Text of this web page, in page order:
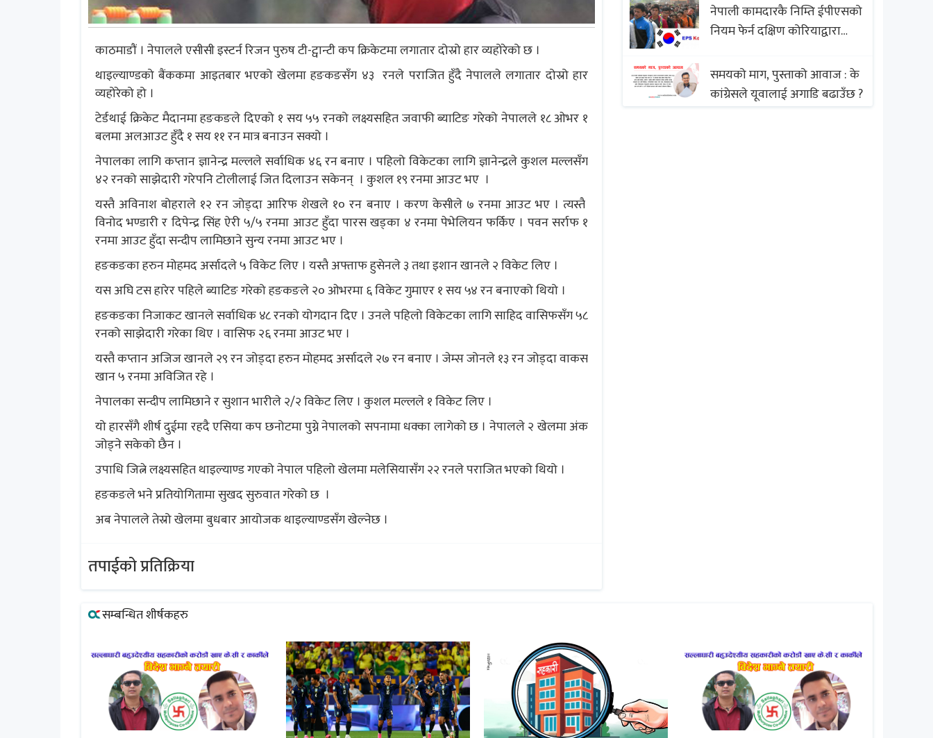
काठमाडौं । नेपालले एसीसी इस्टर्न रिजन पुरुष टी-ट्वान्टी कप क्रिकेटमा लगातार दोस्रो हार व्यहोरेको छ ।
थाइल्याण्डको बैंककमा आइतबार भएको खेलमा हङकङसँग ४३ रनले पराजित हुँदै नेपालले लगातार दोस्रो हार
व्यहोरेको हो ।
टेर्डथाई क्रिकेट मैदानमा हङकङले दिएको १ सय ५५ रनको लक्ष्यसहित जवाफी ब्याटिङ गरेको नेपालले १८ ओभर १
बलमा अलआउट हुँदै १ सय ११ रन मात्र बनाउन सक्यो ।
नेपालका लागि कप्तान ज्ञानेन्द्र मल्लले सर्वाधिक ४६ रन बनाए । पहिलो विकेटका लागि ज्ञानेन्द्रले कुशल मल्लसँग
४२ रनको साझेदारी गरेपनि टोलीलाई जित दिलाउन सकेनन् । कुशल १९ रनमा आउट भए ।
यस्तै अविनाश बोहराले १२ रन जोड्दा आरिफ शेखले १० रन बनाए । करण केसीले ७ रनमा आउट भए । त्यस्तै
विनोद भण्डारी र दिपेन्द्र सिंह ऐरी ५/५ रनमा आउट हुँदा पारस खड्का ४ रनमा पेभेलियन फर्किए । पवन सर्राफ १
रनमा आउट हुँदा सन्दीप लामिछाने सुन्य रनमा आउट भए ।
हङकङका हरुन मोहमद अर्सादले ५ विकेट लिए । यस्तै अफ्ताफ हुसेनले ३ तथा इशान खानले २ विकेट लिए ।
यस अघि टस हारेर पहिले ब्याटिङ गरेको हङकङले २० ओभरमा ६ विकेट गुमाएर १ सय ५४ रन बनाएको थियो ।
हङकङका निजाकट खानले सर्वाधिक ४८ रनको योगदान दिए । उनले पहिलो विकेटका लागि साहिद वासिफसँग ५८
रनको साझेदारी गरेका थिए । वासिफ २६ रनमा आउट भए ।
यस्तै कप्तान अजिज खानले २९ रन जोड्दा हरुन मोहमद अर्सादले २७ रन बनाए । जेम्स जोनले १३ रन जोड्दा वाकस
खान ५ रनमा अविजित रहे ।
नेपालका सन्दीप लामिछाने र सुशान भारीले २/२ विकेट लिए । कुशल मल्लले १ विकेट लिए ।
यो हारसँगै शीर्ष दुईमा रहदै एसिया कप छनोटमा पुग्ने नेपालको सपनामा धक्का लागेको छ । नेपालले २ खेलमा अंक
जोड्ने सकेको छैन ।
उपाधि जित्ने लक्ष्यसहित थाइल्याण्ड गएको नेपाल पहिलो खेलमा मलेसियासँग २२ रनले पराजित भएको थियो ।
हङकङले भने प्रतियोगितामा सुखद सुरुवात गरेको छ ।
अब नेपालले तेस्रो खेलमा बुधबार आयोजक थाइल्याण्डसँग खेल्नेछ ।
तपाईको प्रतिक्रिया
बिखलबन्दमा (भिडियो)
नेपाली कामदारकै निम्ति ईपीएसको
नियम फेर्न दक्षिण कोरियाद्वारा
समयको माग, पुस्ताको आवाज : के
कांग्रेसले यूवालाई अगाडि बढाउँछ ?
सम्बन्धित शीर्षकहरु